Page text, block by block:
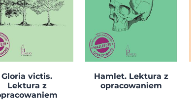
Gloria victis.
Lektura z
Hamlet. Lektura z
opracowaniem